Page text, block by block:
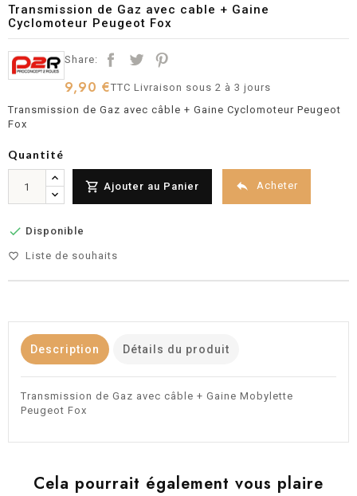
Transmission de Gaz avec cable + Gaine
Cyclomoteur Peugeot Fox
Share:
9,90 €TTCLivraison sous 2 à 3 jours
Transmission de Gaz avec câble + Gaine Cyclomoteur Peugeot
Fox
Quantité
 Ajouter au Panier  Acheter
 Disponible
favorite_border Liste de souhaits
Description Détails du produit
Transmission de Gaz avec câble + Gaine Mobylette
Peugeot Fox
Cela pourrait également vous plaire